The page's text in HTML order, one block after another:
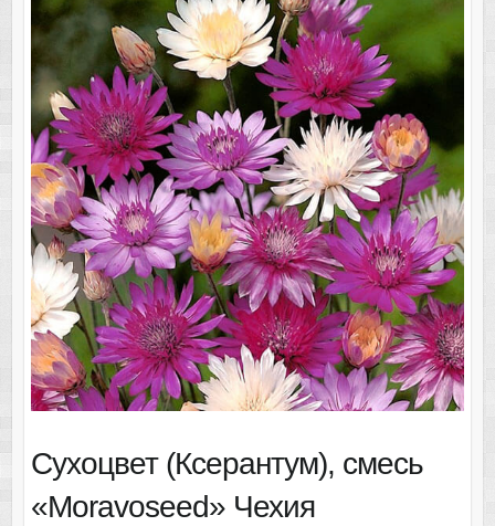
Сухоцвет (Ксерантум), смесь
«Moravoseed» Чехия